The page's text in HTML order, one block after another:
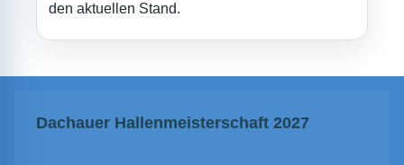
den aktuellen Stand.
Dachauer Hallenmeisterschaft 2027